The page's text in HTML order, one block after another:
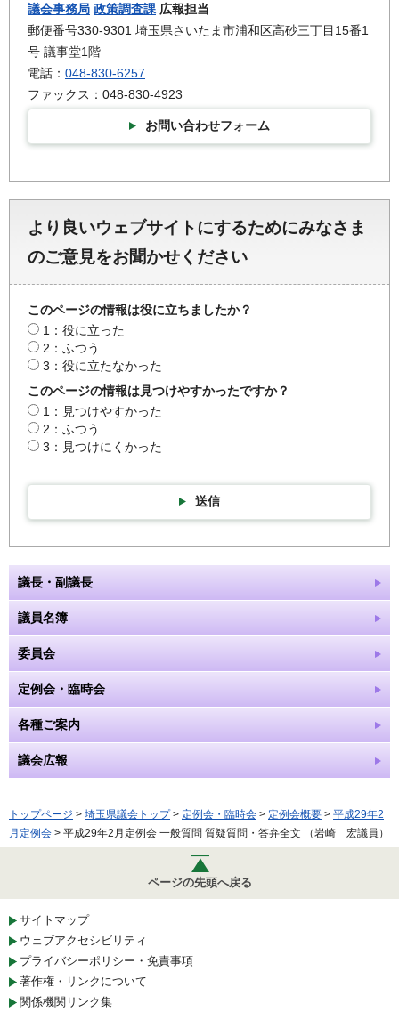
議会事務局 政策調査課 広報担当
郵便番号330-9301 埼玉県さいたま市浦和区高砂三丁目15番1
号 議事堂1階
電話： 048-830-6257
ファックス：048-830-4923
お問い合わせフォーム
より良いウェブサイトにするためにみなさま
のご意見をお聞かせください
このページの情報は役に立ちましたか？
1：役に立った
2：ふつう
3：役に立たなかった
このページの情報は見つけやすかったですか？
1：見つけやすかった
2：ふつう
3：見つけにくかった
送信
議長・副議長
議員名簿
委員会
定例会・臨時会
各種ご案内
議会広報
トップページ > 埼玉県議会トップ> 定例会・臨時会 > 定例会概要 > 平成29年2
月定例会 > 平成29年2月定例会 一般質問 質疑質問・答弁全文 （岩崎 宏議員）
ページの先頭へ戻る
サイトマップ
ウェブアクセシビリティ
プライバシーポリシー・免責事項
著作権・リンクについて
関係機関リンク集